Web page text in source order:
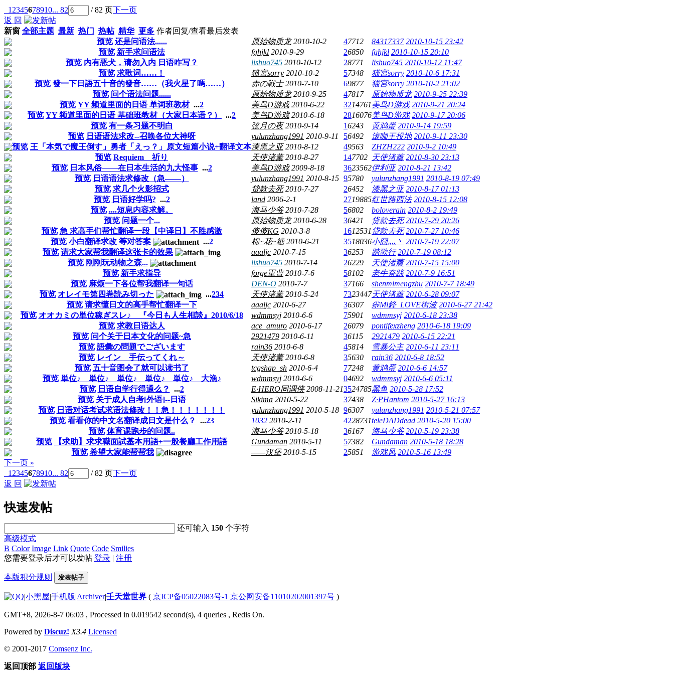
1 2345678910... 82 / 82 页下一页
返 回
新窗 全部主题 最新 热门 热帖 精华 更多 作者回复/查看最后发表
预览 还是问语法...... 原始物质龙 2010-10-2 47712 84317337 2010-10-15 23:42
预览 新手求问语法 fghjkl 2010-9-29 26850 fghjkl 2010-10-15 20:10
预览 内有恶犬，请勿入内 日语咋写？ lishuo745 2010-10-12 28771 lishuo745 2010-10-12 11:47
预览 求歌词……！ 猫宮sorry 2010-10-2 57348 猫宮sorry 2010-10-6 17:31
预览 發一下日語五十音的發音……（我火星了嗎……） 赤の戦士 2010-7-10 69877 猫宮sorry 2010-10-2 21:02
预览 问个语法问题...... 原始物质龙 2010-9-25 47817 原始物质龙 2010-9-25 22:39
预览 YY 频道里面的日语 单词班教材 ...2 美鸟D游戏 2010-6-22 3214761美鸟D游戏 2010-9-21 20:24
预览 YY 频道里面的日语 基础班教材（大家日本语？） ...2 美鸟D游戏 2010-6-18 2816076美鸟D游戏 2010-9-17 20:06
预览 有一条习题不明白 弦月の夜 2010-9-14 16243 黄鸡蛋 2010-9-14 19:59
预览 日语语法求改--召唤各位大神呀 yulunzhang1991 2010-9-11 56492 滚咖王投地 2010-9-11 23:30
预览 王「本気で魔王倒す」勇者「えっ？」原文短篇小说+翻译文本漆黑之亚 2010-8-12 49563 ZHZH222 2010-9-2 10:49
预览 Requiem 祈り 天使渚薰 2010-8-27 147702 天使渚薰 2010-8-30 23:13
预览 日本风俗——在日本生活的九大怪事 ...2 美鸟D游戏 2009-8-18 3623562伊利亚 2010-8-21 13:42
预览 日语语法求修改（急——） yulunzhang1991 2010-8-15 95780 yulunzhang1991 2010-8-19 07:49
预览 求几个火影招式 贷款去死 2010-7-27 26452 漆黑之亚 2010-8-17 01:13
预览 日语好学吗? ...2 land 2006-2-1 2719885红世路西法 2010-8-15 12:08
预览 ....短息内容求解。 海马少爷 2010-7-28 56802 boloverain 2010-8-2 19:49
预览 问题一个... 原始物质龙 2010-6-28 36421 贷款去死 2010-7-29 20:26
预览 急 求高手们帮忙翻译一段【中译日】不胜感激 傻傻KG 2010-3-8 1612531 贷款去死 2010-7-27 10:46
预览 小白翻译求改 等对答案 ...2 棉~花~糖 2010-6-21 3518036小囧灬丶 2010-7-19 22:07
预览 请求大家帮我翻译这张卡的效果 aaaljc 2010-7-15 36253 踏歌行 2010-7-19 08:12
预览 刚刚玩动物之森... lishuo745 2010-7-14 26229 天使渚薰 2010-7-15 15:00
预览 新手求指导 forge軍曹 2010-7-6 58102 老牛奋蹄 2010-7-9 16:51
预览 麻烦一下各位帮我翻译一句话 DEN-O 2010-7-7 37166 shenmimengzhu 2010-7-7 18:49
预览 オレイモ第四卷読み切った ...234 天使渚薰 2010-5-24 7323447天使渚薰 2010-6-28 09:07
预览 请求懂日文的高手帮忙翻译一下 aaaljc 2010-6-27 36307 尜Mi鋒_LOVE街波 2010-6-27 21:42
预览 オオカミの単位稼ぎスレ♪ 『今日も人生相談』2010/6/18 wdmmsyj 2010-6-6 75901 wdmmsyj 2010-6-18 23:38
预览 求教日语达人 ace_amuro 2010-6-17 26079 pontifexzheng 2010-6-18 19:09
预览 问个关于日本文化的问题~急 2921479 2010-6-11 36115 2921479 2010-6-15 22:21
预览 語彙の問題でございます rain36 2010-6-8 45814 雪暴公主 2010-6-11 23:11
预览 レイン 手伝ってくれ～ 天使渚薰 2010-6-8 35630 rain36 2010-6-8 18:52
预览 五十音图会了就可以读书了 tcgshap_sh 2010-6-4 77248 黄鸡蛋 2010-6-6 14:57
预览 単位♪ 単位♪ 単位♪ 単位♪ 単位♪ 大漁♪ wdmmsyj 2010-6-6 04692 wdmmsyj 2010-6-6 05:11
预览 日语自学行得通么？ ...2 E·HERO同调侠 2008-11-213524785黑鱼 2010-5-28 17:52
预览 关于成人自考[外语]--日语 Sikima 2010-5-22 37438 Z·PHantom 2010-5-27 16:13
预览 日语对话考试求语法修改！！急！！！！！！！ yulunzhang1991 2010-5-18 96307 yulunzhang1991 2010-5-21 07:57
预览 看看你的中文名翻译成日文是什么？ ...23 1032 2010-2-11 4228731teleDADdead 2010-5-20 15:00
预览 体育课跑步的问题.. 海马少爷 2010-5-18 36167 海马少爷 2010-5-19 23:38
预览
【求助】求求職面試基本用語+一般餐廳工作用語 Gundaman 2010-5-11 57382 Gundaman 2010-5-18 18:28
预览 希望大家能帮帮我 ——汉堡 2010-5-15 25851 游戏风 2010-5-16 13:49
下一页 »
1 2345678910... 82 / 82 页下一页
返 回
快速发帖
还可输入 150 个字符
高级模式
B Color Image Link Quote Code Smilies
您需要登录后才可以发帖 登录 | 注册
本版积分规则 发表帖子
|小黑屋|手机版|Archiver|壬天堂世界 ( 京ICP备05022083号-1 京公网安备11010202001397号 )
GMT+8, 2026-8-7 06:03 , Processed in 0.019542 second(s), 4 queries , Redis On.
Powered by Discuz! X3.4 Licensed
© 2001-2017 Comsenz Inc.
返回顶部 返回版块